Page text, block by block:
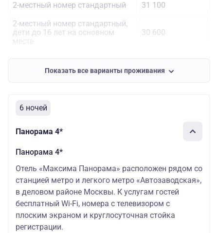
2-местный номер стандартный
31 100
2-местный номер стандартный,
дети до 16 лет на основном
30 600
Показать все варианты проживания
6 ночей
Панорама 4*
Панорама 4*
Отель «Максима Панорама» расположен рядом со
станцией метро и легкого метро «Автозаводская»,
в деловом районе Москвы. К услугам гостей
бесплатный Wi-Fi, номера с телевизором с
плоским экраном и круглосуточная стойка
регистрации.